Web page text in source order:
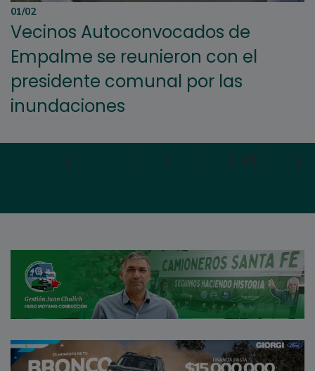
01/02
Vecinos Autoconvocados de
Empalme se reunieron con el
presidente comunal por las
inundaciones
| | | | | 43 | |